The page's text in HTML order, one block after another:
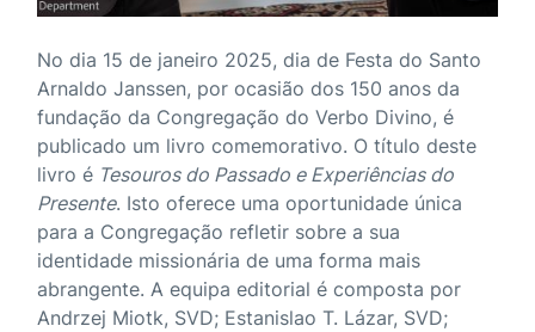
No dia 15 de janeiro 2025, dia de Festa do Santo
Arnaldo Janssen, por ocasião dos 150 anos da
fundação da Congregação do Verbo Divino, é
publicado um livro comemorativo. O título deste
livro éTesouros do Passado e Experiências do
Presente. Isto oferece uma oportunidade única
para a Congregação refletir sobre a sua
identidade missionária de uma forma mais
abrangente. A equipa editorial é composta por
Andrzej Miotk, SVD; Estanislao T. Lázar, SVD;